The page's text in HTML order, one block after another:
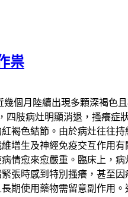
祟
個月陸續出現多顆深褐
肢病灶明顯消退，搔癢
色結節。由於病灶往往
生及神經免疫交互作用
愈來愈嚴重。臨床上，
時感到特別搔癢，甚至
使用藥物需留意副作用